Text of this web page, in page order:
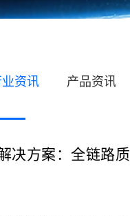
资讯 产品资讯
决方案：全链路质